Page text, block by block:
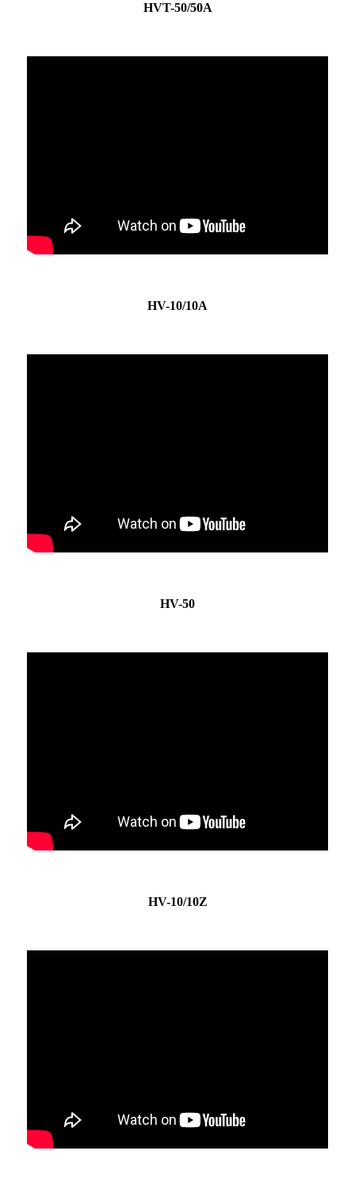
HVT-50/50A
HV-10/10A
HV-50
HV-10/10Z